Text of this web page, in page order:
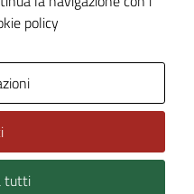
policy
tutti